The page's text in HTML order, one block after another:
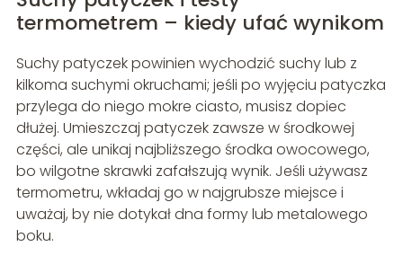
termometrem – kiedy ufać wynikom
Suchy patyczek powinien wychodzić suchy lub z
kilkoma suchymi okruchami; jeśli po wyjęciu patyczka
przylega do niego mokre ciasto, musisz dopiec
dłużej. Umieszczaj patyczek zawsze w środkowej
części, ale unikaj najbliższego środka owocowego,
bo wilgotne skrawki zafałszują wynik. Jeśli używasz
termometru, wkładaj go w najgrubsze miejsce i
uważaj, by nie dotykał dna formy lub metalowego
boku.